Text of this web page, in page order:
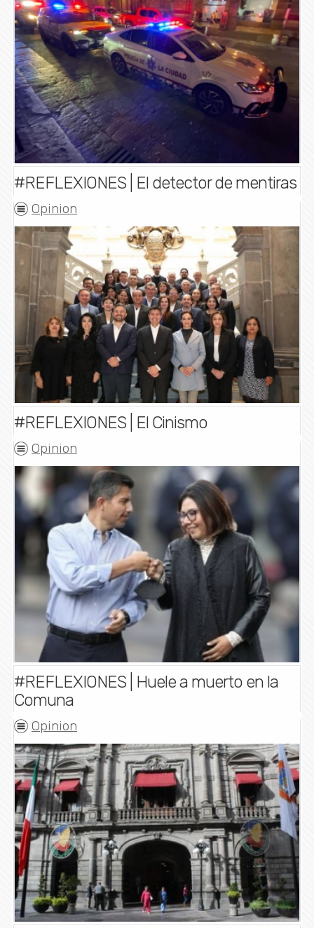
#REFLEXIONES | El detector de mentiras
Opinion
#REFLEXIONES | El Cinismo
Opinion
#REFLEXIONES | Huele a muerto en la
Comuna
Opinion